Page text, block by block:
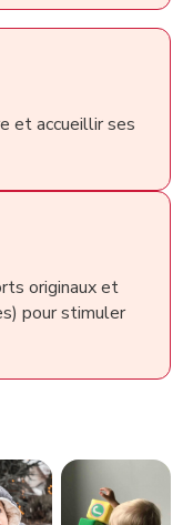
et accueillir ses
originaux et
pour stimuler